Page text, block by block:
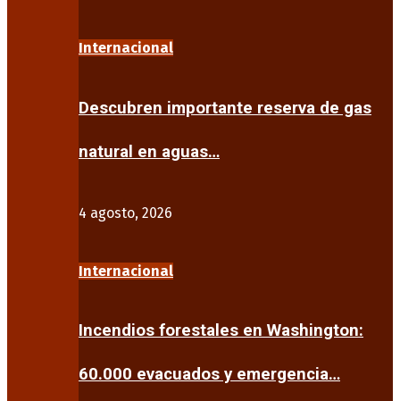
Internacional
Descubren importante reserva de gas
natural en aguas…
4 agosto, 2026
Internacional
Incendios forestales en Washington:
60.000 evacuados y emergencia…